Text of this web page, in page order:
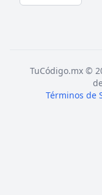
TuCódigo.mx ©
Términos de